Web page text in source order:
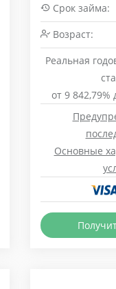
Срок займа:
Возраст:
Реальная
от 9 842,79%
Основные